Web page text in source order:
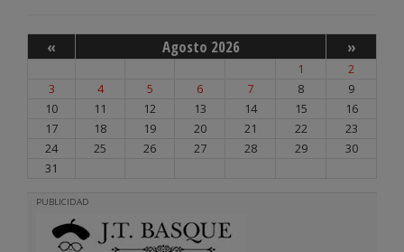
« Agosto 2026 »
1
2
3
4 5 6 7 8
9
10
11 12 13 14 15
16
17
18 19 20 21 22
23
24
25 26 27 28 29
30
31
PUBLICIDAD